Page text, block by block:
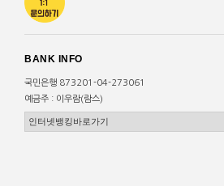
BANK INFO
국민은행 873201-04-273061
예금주 : 이우람(람스)